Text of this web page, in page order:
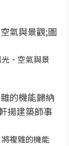
、空氣與景
複雜的機能